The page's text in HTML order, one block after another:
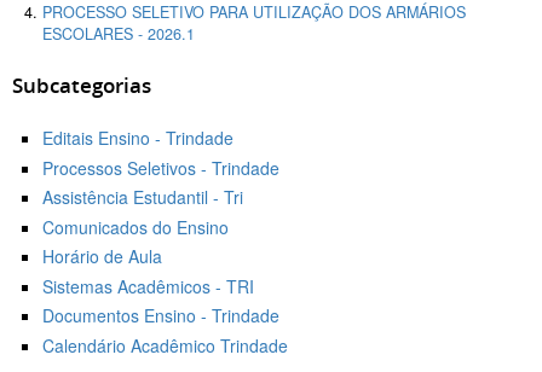
PROCESSO SELETIVO PARA UTILIZAÇÃO DOS ARMÁRIOS
ESCOLARES - 2026.1
Subcategorias
Editais Ensino - Trindade
Processos Seletivos - Trindade
Assistência Estudantil - Tri
Comunicados do Ensino
Horário de Aula
Sistemas Acadêmicos - TRI
Documentos Ensino - Trindade
Calendário Acadêmico Trindade